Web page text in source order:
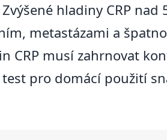
hladiny CRP
metastázami a
CRP musí zahrnovat
pro domácí použití